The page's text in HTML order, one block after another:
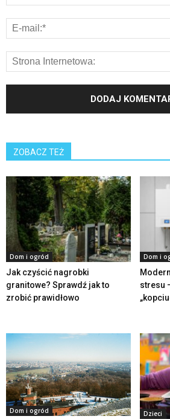
ZOBACZ TEŻ
Dom i ogród
Jak czyścić nagrobki
granitowe? Sprawdź jak to
zrobić prawidłowo
Dom i
stresu
Dom i ogród Dzieci